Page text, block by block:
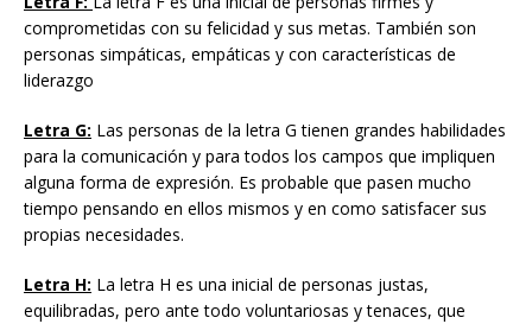
comprometidas con su felicidad y sus metas. También son
personas simpáticas, empáticas y con características de
liderazgo
Letra G: Las personas de la letra G tienen grandes habilidades
para la comunicación y para todos los campos que impliquen
alguna forma de expresión. Es probable que pasen mucho
tiempo pensando en ellos mismos y en como satisfacer sus
propias necesidades.
Letra H: La letra H es una inicial de personas justas,
equilibradas, pero ante todo voluntariosas y tenaces, que